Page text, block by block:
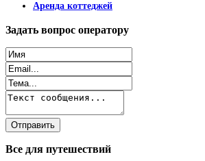
Аренда коттеджей
Задать вопрос оператору
Все для путешествий